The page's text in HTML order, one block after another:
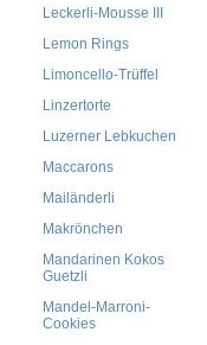
Leckerli-Mousse III
Lemon Rings
Limoncello-Trüffel
Linzertorte
Luzerner Lebkuchen
Maccarons
Mailänderli
Makrönchen
Mandarinen Kokos
Guetzli
Mandel-Marroni-
Cookies